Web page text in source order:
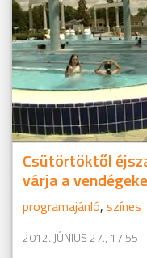
Csütörtöktől
várja a
programajánló, színes
2012. JÚNIUS 27., 17:55